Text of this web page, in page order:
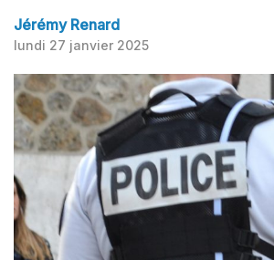
Jérémy Renard
lundi 27 janvier 2025